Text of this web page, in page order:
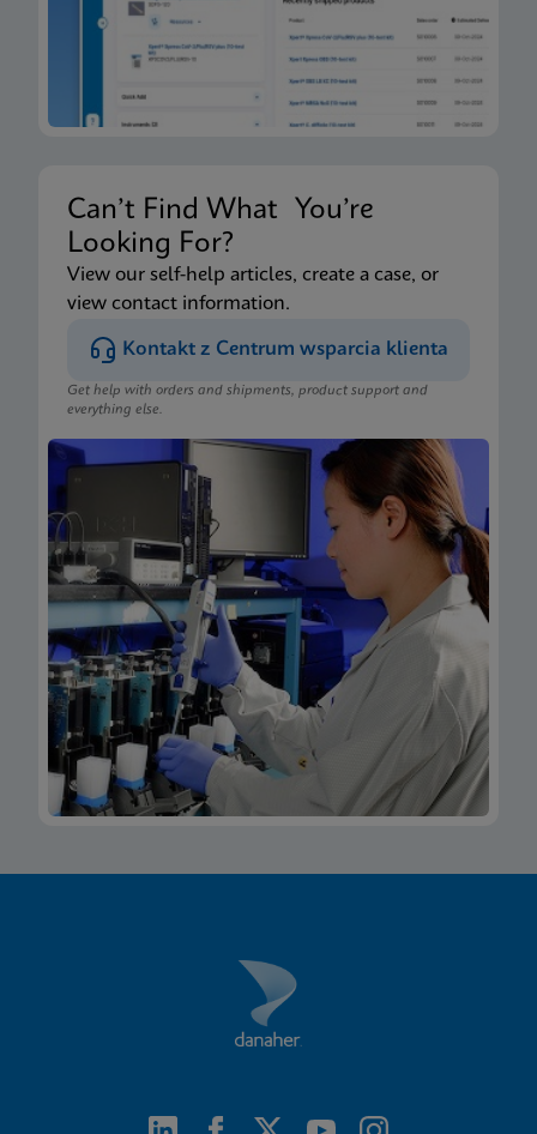
Can’t Find What You’re
Looking For?
View our self-help articles, create a case, or
view contact information.
Kontakt z Centrum wsparcia klienta
Get help with orders and shipments, product support and
everything else.